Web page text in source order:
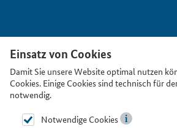
Einsatz von Cookies
Damit Sie unsere Website optimal nutzen
Cookies. Einige Cookies sind technisch für
notwendig.
Notwendige Cookies